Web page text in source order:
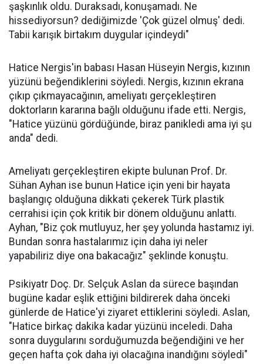
şaşkınlık oldu. Duraksadı, konuşamadı. Ne
hissediyorsun? dediğimizde 'Çok güzel olmuş' dedi.
Tabii karışık birtakım duygular içindeydi"
Hatice Nergis'in babası Hasan Hüseyin Nergis, kızının
yüzünü beğendiklerini söyledi. Nergis, kızının ekrana
çıkıp çıkmayacağının, ameliyatı gerçekleştiren
doktorların kararına bağlı olduğunu ifade etti. Nergis,
"Hatice yüzünü gördüğünde, biraz panikledi ama iyi şu
anda" dedi.
Ameliyatı gerçekleştiren ekipte bulunan Prof. Dr.
Sühan Ayhan ise bunun Hatice için yeni bir hayata
başlangıç olduğuna dikkati çekerek Türk plastik
cerrahisi için çok kritik bir dönem olduğunu anlattı.
Ayhan, "Biz çok mutluyuz, her şey yolunda hastamız iyi.
Bundan sonra hastalarımız için daha iyi neler
yapabiliriz diye ona bakacağız" şeklinde konuştu.
Psikiyatr Doç. Dr. Selçuk Aslan da sürece başından
bugüne kadar eşlik ettiğini bildirerek daha önceki
günlerde de Hatice'yi ziyaret ettiklerini söyledi. Aslan,
"Hatice birkaç dakika kadar yüzünü inceledi. Daha
sonra duygularını sorduğumuzda beğendiğini ve her
geçen hafta çok daha iyi olacağına inandığını söyledi"